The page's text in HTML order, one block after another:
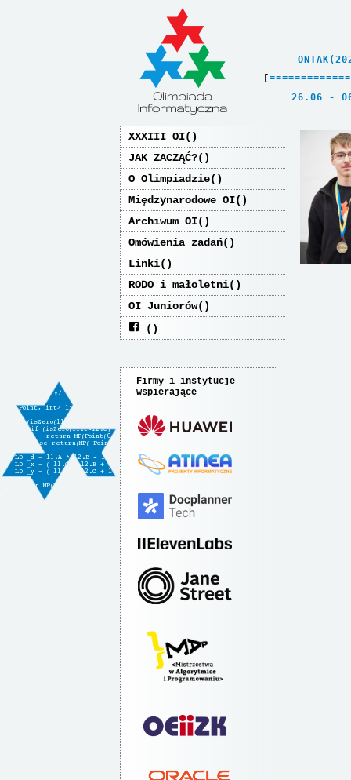
[ =============
26.06
XXXIII OI
JAK ZACZĄĆ?
O Olimpiadzie
Międzynarodowe OI
Archiwum OI
Omówienia zadań
Linki
RODO i małoletni
OI Juniorów
Firmy i instytucje
wspierające